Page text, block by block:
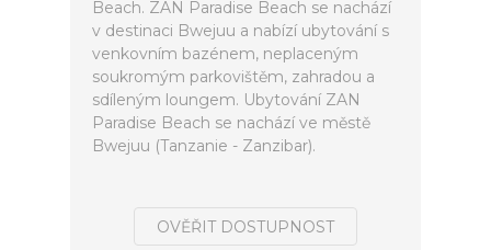
Beach. ZAN Paradise Beach se nachází
v destinaci Bwejuu a nabízí ubytování s
venkovním bazénem, neplaceným
soukromým parkovištěm, zahradou a
sdíleným loungem. Ubytování ZAN
Paradise Beach se nachází ve městě
Bwejuu (Tanzanie - Zanzibar).
OVĚŘIT DOSTUPNOST